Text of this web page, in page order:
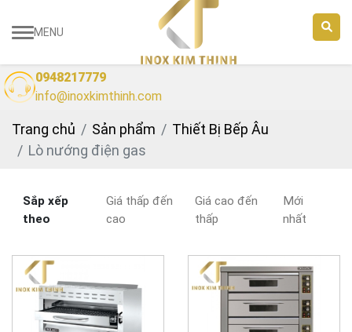
MENU
0948217779
info@inoxkimthinh.com
Trang chủ Sản phẩm
Thiết Bị Bếp Âu
Lò nướng điện gas
Sắp xếp
theo
Giá thấp đến
cao
Giá cao đến
thấp
Mới
nhất